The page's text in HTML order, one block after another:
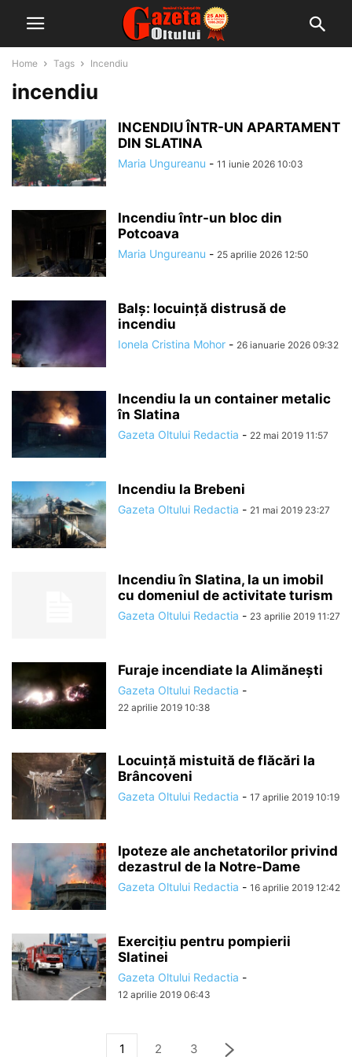
Home Tags Incendiu
incendiu
INCENDIU ÎNTR-UN APARTAMENT
DIN SLATINA
Maria Ungureanu - 11 iunie 2026 10:03
Incendiu într-un bloc din
Potcoava
Maria Ungureanu - 25 aprilie 2026 12:50
Balș: locuință distrusă de
incendiu
Ionela Cristina Mohor - 26 ianuarie 2026 09:32
Incendiu la un container metalic
în Slatina
Gazeta Oltului Redactia - 22 mai 2019 11:57
Incendiu la Brebeni
Gazeta Oltului Redactia - 21 mai 2019 23:27
Incendiu în Slatina, la un imobil
cu domeniul de activitate turism
Gazeta Oltului Redactia - 23 aprilie 2019 11:27
Furaje incendiate la Alimănești
Gazeta Oltului Redactia -
22 aprilie 2019 10:38
Locuință mistuită de flăcări la
Brâncoveni
Gazeta Oltului Redactia - 17 aprilie 2019 10:19
Ipoteze ale anchetatorilor privind
dezastrul de la Notre-Dame
Gazeta Oltului Redactia - 16 aprilie 2019 12:42
Exercițiu pentru pompierii
Slatinei
Gazeta Oltului Redactia -
12 aprilie 2019 06:43
1 2 3